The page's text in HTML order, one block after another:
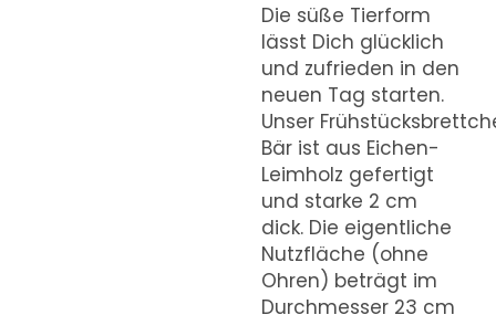
Die süße Tierform
lässt Dich glücklich
und zufrieden in den
neuen Tag starten.
Unser
Bär ist aus Eichen-
Leimholz gefertigt
und starke 2 cm
dick. Die eigentliche
Nutzfläche (ohne
Ohren) beträgt im
Durchmesser 23 cm